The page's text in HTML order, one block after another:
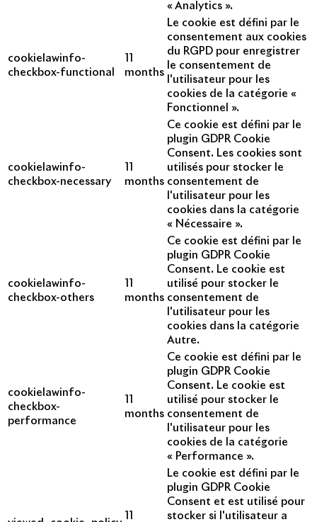
« Analytics ».
cookielawinfo-
checkbox-functional
months
Le cookie est défini par le
consentement aux cookies
du RGPD pour enregistrer
le consentement de
l'utilisateur pour les
cookies de la catégorie «
Fonctionnel ».
cookielawinfo-
checkbox-necessary
months
Ce cookie est défini par le
plugin GDPR Cookie
Consent. Les cookies sont
utilisés pour stocker le
consentement de
l'utilisateur pour les
cookies dans la catégorie
« Nécessaire ».
cookielawinfo-
checkbox-others
months
Ce cookie est défini par le
plugin GDPR Cookie
Consent. Le cookie est
utilisé pour stocker le
consentement de
l'utilisateur pour les
cookies dans la catégorie
Autre.
cookielawinfo-
checkbox-
performance
months
Ce cookie est défini par le
plugin GDPR Cookie
Consent. Le cookie est
utilisé pour stocker le
consentement de
l'utilisateur pour les
cookies de la catégorie
« Performance ».
Le cookie est défini par le
plugin GDPR Cookie
Consent et est utilisé pour
stocker si l'utilisateur a